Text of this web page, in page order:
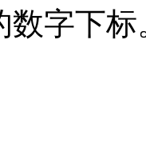
字下